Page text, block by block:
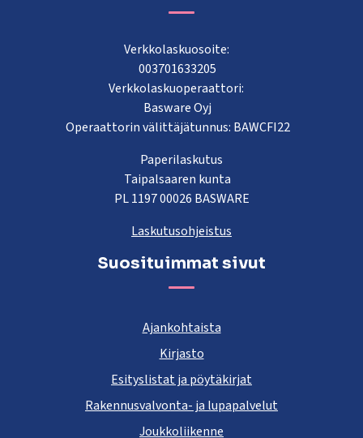
Verkkolaskuosoite:
003701633205
Verkkolaskuoperaattori:
Basware Oyj
Operaattorin välittäjätunnus: BAWCFI22
Paperilaskutus
Taipalsaaren kunta
PL 1197 00026 BASWARE
Laskutusohjeistus
Suosituimmat sivut
Ajankohtaista
Kirjasto
Esityslistat ja pöytäkirjat
Rakennusvalvonta- ja lupapalvelut
Joukkoliikenne